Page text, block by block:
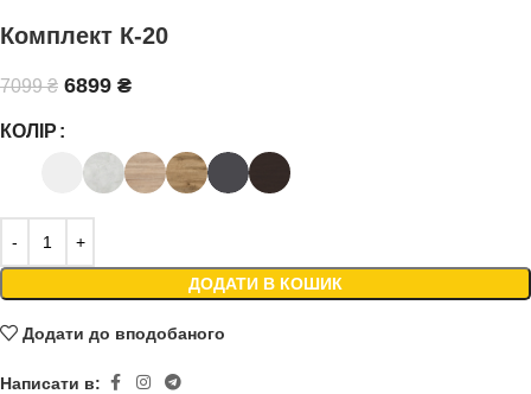
Комплект К-20
7099₴ 6899 ₴
КОЛІР
ДОДАТИ В КОШИК
Додати до вподобаного
Написати в: